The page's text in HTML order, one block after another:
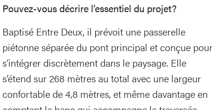
Pouvez-vous décrire l’essentiel du projet?
Baptisé Entre Deux, il prévoit une passerelle
piétonne séparée du pont principal et conçue pour
s’intégrer discrètement dans le paysage. Elle
s’étend sur 268 mètres au total avec une largeur
confortable de 4,8 mètres, et même davantage en